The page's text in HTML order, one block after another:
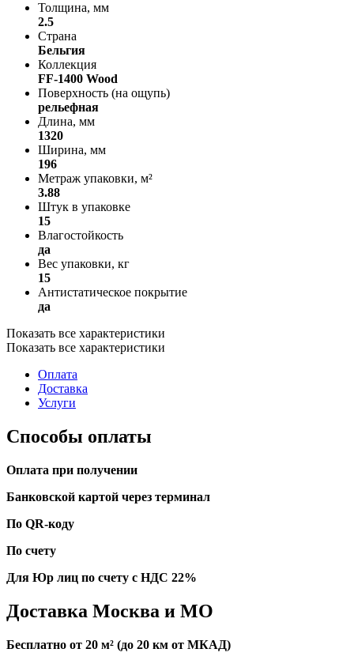
Толщина, мм
2.5
Страна
Бельгия
Коллекция
FF-1400 Wood
Поверхность (на ощупь)
рельефная
Длина, мм
1320
Ширина, мм
196
Метраж упаковки, м²
3.88
Штук в упаковке
15
Влагостойкость
да
Вес упаковки, кг
15
Антистатическое покрытие
да
Показать все характеристики
Показать все характеристики
Оплата
Доставка
Услуги
Способы оплаты
Оплата при получении
Банковской картой через терминал
По QR-коду
По счету
Для Юр лиц по счету с НДС 22%
Доставка Москва и МО
Бесплатно от 20 м² (до 20 км от МКАД)